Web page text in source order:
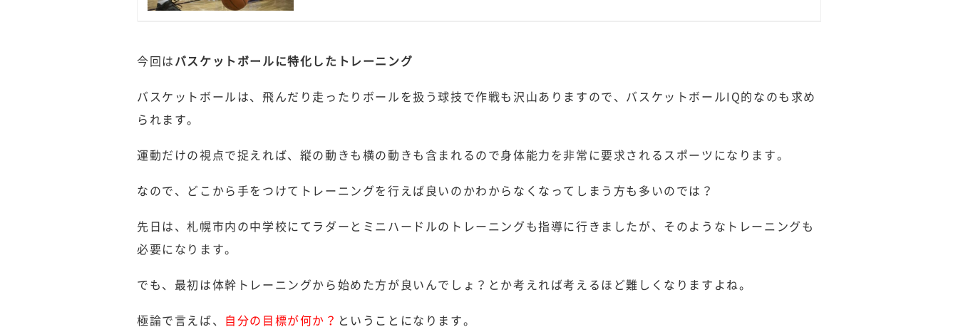
今回はバスケットボールに特化したトレーニング
バスケットボールは、飛んだり走ったりボールを扱う球技で作戦も沢山ありますので、バスケットボールIQ的なのも求め
られます。
運動だけの視点で捉えれば、縦の動きも横の動きも含まれるので身体能力を非常に要求されるスポーツになります。
なので、どこから手をつけてトレーニングを行えば良いのかわからなくなってしまう方も多いのでは？
先日は、札幌市内の中学校にてラダーとミニハードルのトレーニングも指導に行きましたが、そのようなトレーニングも
必要になります。
でも、最初は体幹トレーニングから始めた方が良いんでしょ？とか考えれば考えるほど難しくなりますよね。
極論で言えば、 自分の目標が何か？ ということになります。